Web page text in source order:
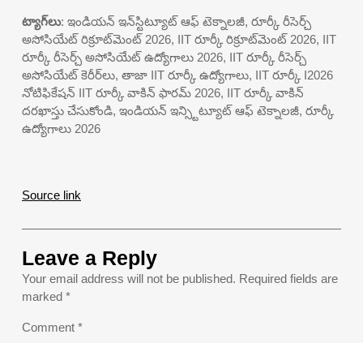
ట్యాగ్‌లు: ఇండియన్ ఇన్‌స్టిట్యూట్ ఆఫ్ టెక్నాలజీ, రూర్కీ రీసెర్చ్
అసోసియేట్ రిక్రూట్‌మెంట్ 2026, IIT రూర్కీ రిక్రూట్‌మెంట్ 2026, IIT
రూర్కీ రీసెర్చ్ అసోసియేట్ ఉద్యోగాలు 2026, IIT రూర్కీ రీసెర్చ్
అసోసియేట్ కెరీర్‌లు, తాజా IIT రూర్కీ ఉద్యోగాలు, IIT రూర్కీ I2026
నోటిఫికేషన్ IIT రూర్కీ వాకిన్ ఫారమ్ 2026, IIT రూర్కీ వాకిన్
దరఖాస్తు చేసుకోండి, ఇండియన్ ఇన్స్టిట్యూట్ ఆఫ్ టెక్నాలజీ, రూర్కీ
ఉద్యోగాలు 2026
Source link
Leave a Reply
Your email address will not be published. Required fields are
marked *
Comment *